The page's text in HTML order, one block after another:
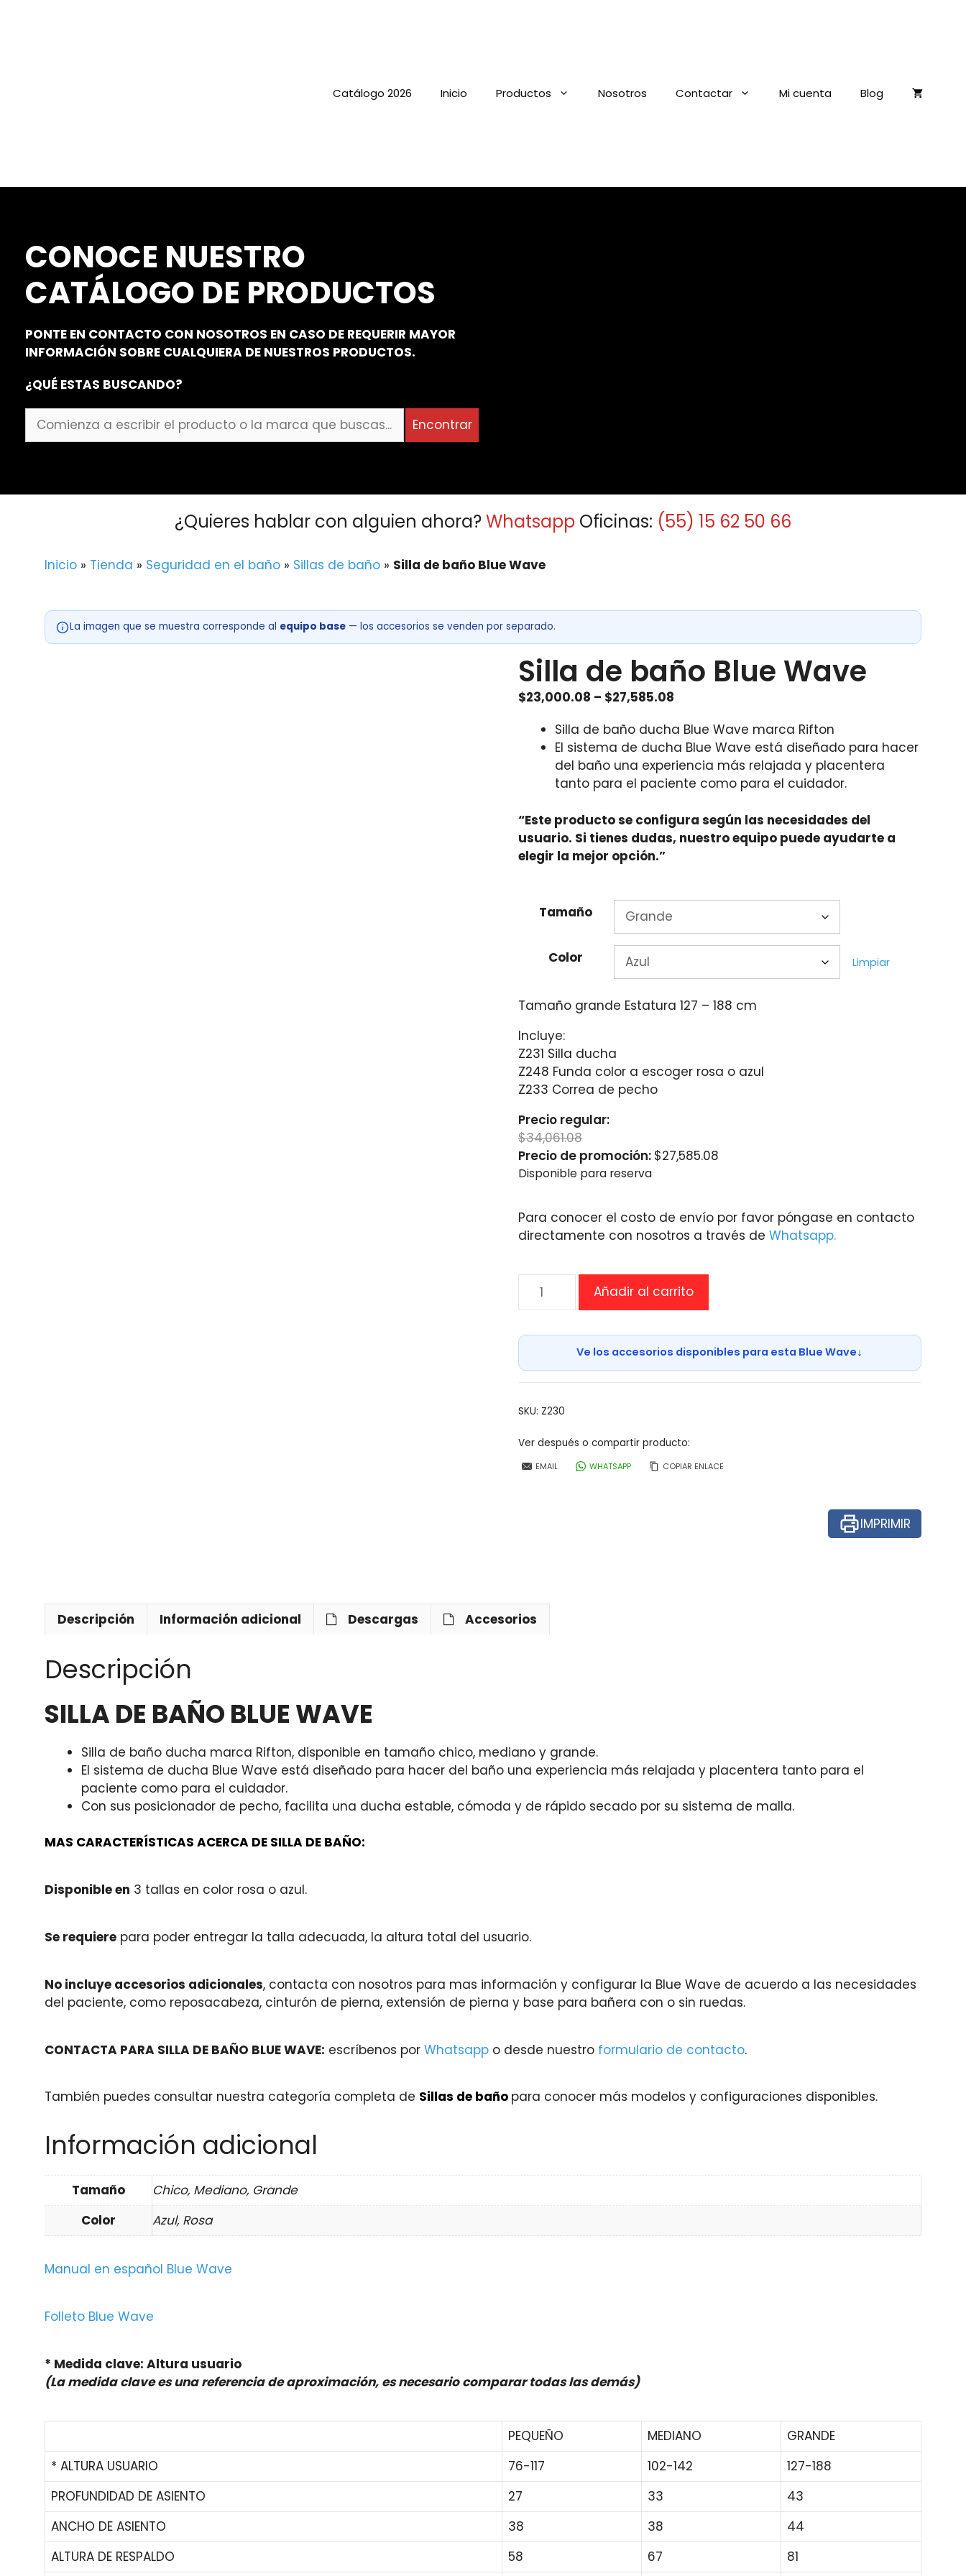
Catálogo 2026 Inicio Productos Nosotros Contactar Mi cuenta Blog
CONOCE NUESTRO
CATÁLOGO DE PRODUCTOS
PONTE EN CONTACTO CON NOSOTROS EN CASO DE REQUERIR MAYOR
INFORMACIÓN SOBRE CUALQUIERA DE NUESTROS PRODUCTOS.
¿QUÉ ESTAS BUSCANDO?
Comienza
que
Encontrar
¿Quieres hablar con alguien ahora?Whatsapp Oficinas: (55) 15 62 50 66
Inicio » Tienda » Seguridad en el baño » Sillas de baño » Silla de baño Blue Wave
La imagen que se muestra corresponde al equipo base — los accesorios se venden por separado.
Silla de baño Blue Wave
$23,000.08 – $27,585.08Price
$23,000.08
through
$27,585.08
Silla de baño ducha Blue Wave marca Rifton
El sistema de ducha Blue Wave está diseñado para hacer
del baño una experiencia más relajada y placentera
tanto para el paciente como para el cuidador.
“Este producto se configura según las necesidades del
usuario. Si tienes dudas, nuestro equipo puede ayudarte a
elegir la mejor opción.”
Tamaño
Color Limpiar
Tamaño grande Estatura 127 – 188 cm
Incluye:
Z231 Silla ducha
Z248 Funda color a escoger rosa o azul
Z233 Correa de pecho
Precio regular:
$34,061.08
Precio de promoción: $27,585.08
Disponible para reserva
Para conocer el costo de envío por favor póngase en contacto
directamente con nosotros a través de Whatsapp.
Blue
cantidad
Añadir al carrito
Ve los accesorios disponibles para esta Blue Wave↓
SKU: Z230
Ver después o compartir producto:
EMAIL WHATSAPP COPIAR ENLACE
IMPRIMIR
Descripción Información adicional Descargas Accesorios
Descripción
SILLA DE BAÑO BLUE WAVE
Silla de baño ducha marca Rifton, disponible en tamaño chico, mediano y grande.
El sistema de ducha Blue Wave está diseñado para hacer del baño una experiencia más relajada y placentera tanto para el
paciente como para el cuidador.
Con sus posicionador de pecho, facilita una ducha estable, cómoda y de rápido secado por su sistema de malla.
MAS CARACTERÍSTICAS ACERCA DE SILLA DE BAÑO:
Disponible en 3 tallas en color rosa o azul.
Se requiere para poder entregar la talla adecuada, la altura total del usuario.
No incluye accesorios adicionales, contacta con nosotros para mas información y configurar la Blue Wave de acuerdo a las necesidades
del paciente, como reposacabeza, cinturón de pierna, extensión de pierna y base para bañera con o sin ruedas.
CONTACTA PARA SILLA DE BAÑO BLUE WAVE: escríbenos por Whatsapp o desde nuestro formulario de contacto.
También puedes consultar nuestra categoría completa de Sillas de baño para conocer más modelos y configuraciones disponibles.
Información adicional
Tamaño
Chico, Mediano, Grande
Color
Azul, Rosa
Manual en español Blue Wave
Folleto Blue Wave
* Medida clave: Altura usuario
(La medida clave es una referencia de aproximación, es necesario comparar todas las demás)
PEQUEÑO MEDIANO
GRANDE
* ALTURA USUARIO
76-117 102-142
127-188
PROFUNDIDAD DE ASIENTO
27 33
43
ANCHO DE ASIENTO
38 38
44
ALTURA DE RESPALDO
58 67 81